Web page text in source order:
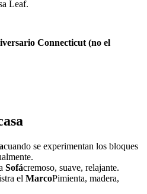
Connecticut (no el
cuando se experimentan los bloques
Sofácremoso, suave, relajante.
el MarcoPimienta, madera,